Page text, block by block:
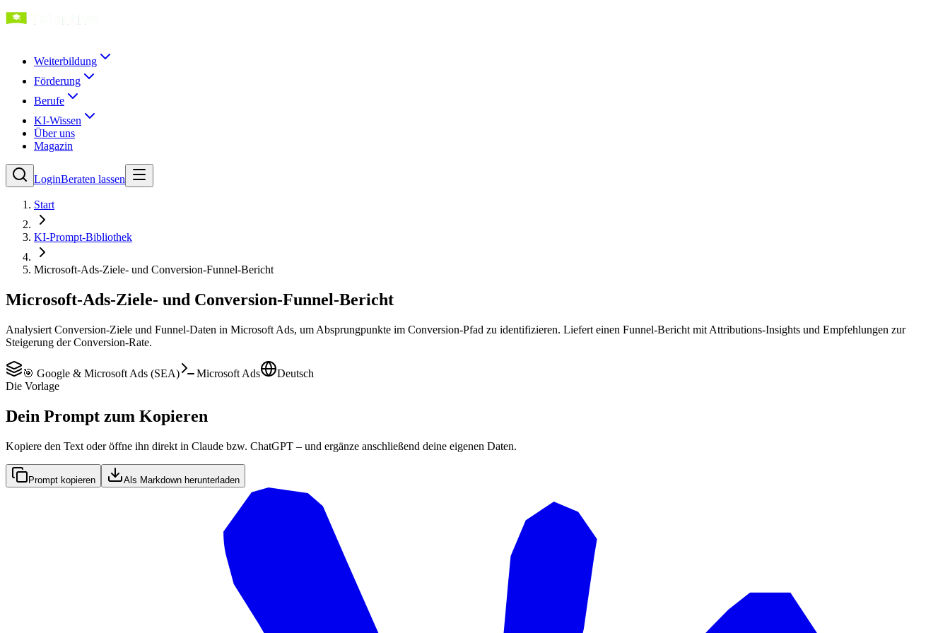
Weiterbildung
Förderung
Berufe
KI-Wissen
Über uns
Magazin
LoginBeraten lassen
Start
KI-Prompt-Bibliothek
Microsoft-Ads-Ziele- und Conversion-Funnel-Bericht
Microsoft-Ads-Ziele- und Conversion-Funnel-Bericht
Analysiert Conversion-Ziele und Funnel-Daten in Microsoft Ads, um Absprungpunkte im Conversion-Pfad zu identifizieren. Liefert einen Funnel-Bericht mit Attributions-Insights und Empfehlungen zur
Steigerung der Conversion-Rate.
🎯 Google & Microsoft Ads (SEA) Microsoft Ads
Deutsch
Die Vorlage
Dein Prompt zum Kopieren
Kopiere den Text oder öffne ihn direkt in Claude bzw. ChatGPT – und ergänze anschließend deine eigenen Daten.
Prompt kopieren Als Markdown herunterladen